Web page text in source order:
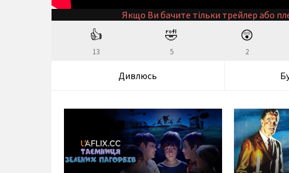
Якщо Ви бачите тільки трейлер або
👍
13
🤣
5
😲
2
Дивлюсь